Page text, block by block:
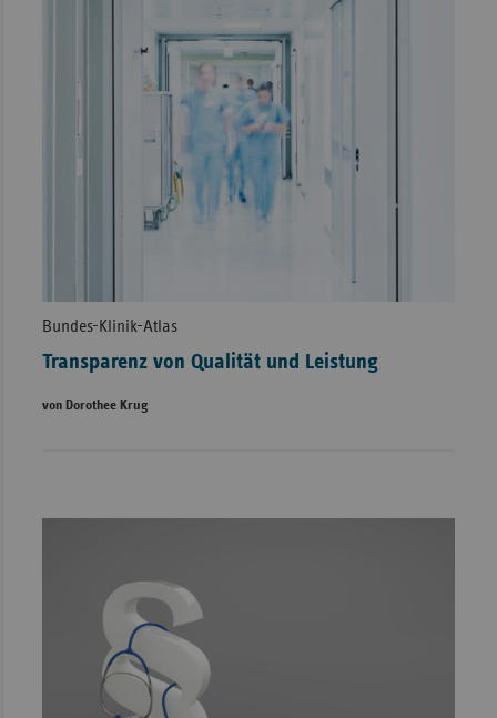
Bundes-Klinik-Atlas
Transparenz von Qualität und Leistung
von Dorothee Krug